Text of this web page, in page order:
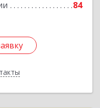
84
Подробнее